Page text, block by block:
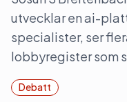
utvecklar en ai-
specialister, ser
lobbyregister som
Debatt